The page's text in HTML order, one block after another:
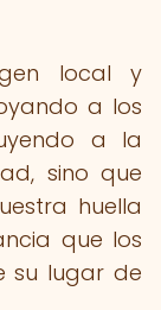
local y
a los
a la
sino que
huella
que los
su lugar de